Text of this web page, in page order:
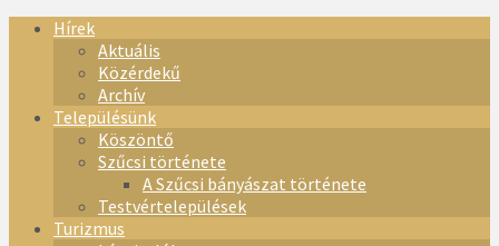
Hírek
Aktuális
Közérdekű
Archív
Településünk
Köszöntő
Szűcsi története
A Szűcsi bányászat története
Testvértelepülések
Turizmus